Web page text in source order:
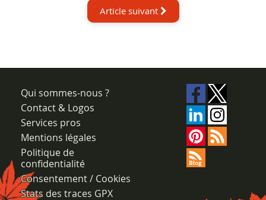
Article suivant
Qui sommes-nous ?
Contact & Logos
Services pros
Mentions légales
Politique de
confidentialité
Consentement / Cookies
Stats des traces GPX